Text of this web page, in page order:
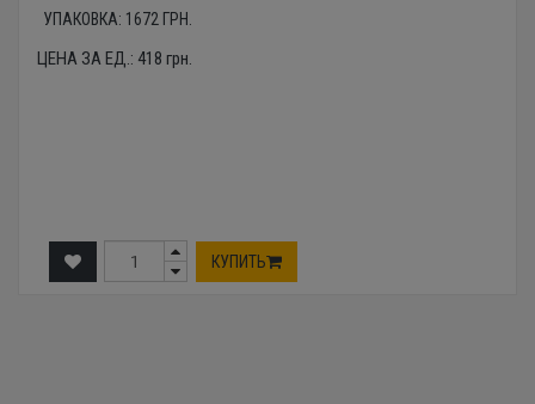
УПАКОВКА: 1672 ГРН.
ЦЕНА ЗА ЕД.: 418 грн.
КУПИТЬ